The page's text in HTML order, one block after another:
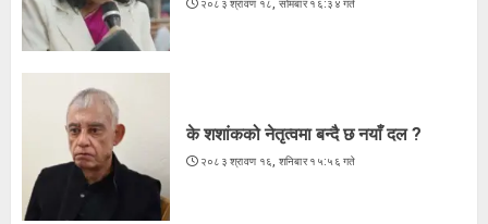
२०८३ श्रावण १८, सोमबार १६:३४ गते
के शशांकको नेतृत्वमा बन्दै छ नयाँ दल ?
२०८३ श्रावण १६, शनिबार १५:५६ गते